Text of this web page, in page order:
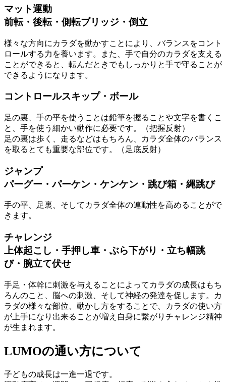
マット運動
前転・後転・側転ブリッジ・倒立
様々な方向にカラダを動かすことにより、バランスをコント
ロールする力を養います。また、手で自分のカラダを支える
ことができると、転んだときでもしっかりと手で守ることが
できるようになります。
コントロールスキップ・ボール
足の裏、手の平を使うことは鉛筆を握ることや文字を書くこ
と、手を使う細かい動作に必要です。（把握反射）
足の裏は歩く、走るなどはもちろん、カラダ全体のバランス
を取るとても重要な部位です。（足底反射）
ジャンプ
パーグー・パーケン・ケンケン・跳び箱・縄跳び
手の平、足裏、そしてカラダ全体の連動性を高めることがで
きます。
チャレンジ
上体起こし・手押し車・ぶら下がり・立ち幅跳
び・腕立て伏せ
手足・体幹に刺激を与えることによってカラダの成長はもち
ろんのこと、脳への刺激、そして神経の発達を促します。カ
ラダの様々な部位、動かし方をすることで、カラダの使い方
が上手になり出来ることが増え自身に繋がりチャレンジ精神
が生まれます。
LUMOの通い方について
子どもの成長は一進一退です。